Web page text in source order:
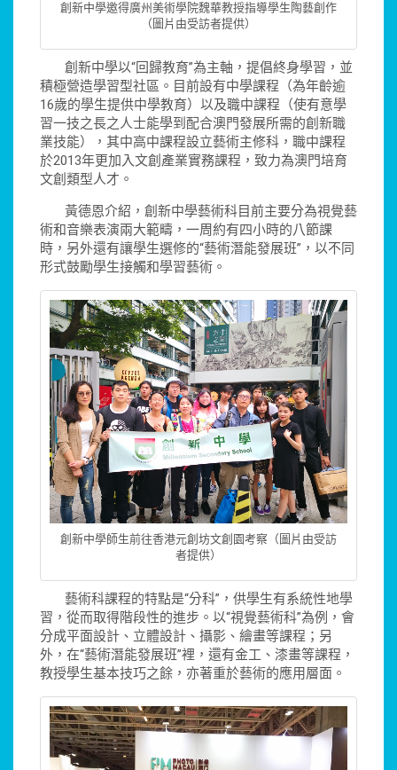
創新中學邀得廣州美術學院魏華教授指導學生陶藝創作
（圖片由受訪者提供）
創新中學以“回歸教育”為主軸，提倡終身學習，並
積極營造學習型社區。目前設有中學課程（為年齡逾
16歲的學生提供中學教育）以及職中課程（使有意學
習一技之長之人士能學到配合澳門發展所需的創新職
業技能），其中高中課程設立藝術主修科，職中課程
於2013年更加入文創產業實務課程，致力為澳門培育
文創類型人才。
黃德恩介紹，創新中學藝術科目前主要分為視覺藝
術和音樂表演兩大範疇，一周約有四小時的八節課
時，另外還有讓學生選修的“藝術潛能發展班”，以不同
形式鼓勵學生接觸和學習藝術。
創新中學師生前往香港元創坊文創園考察（圖片由受訪
者提供）
藝術科課程的特點是“分科”，供學生有系統性地學
習，從而取得階段性的進步。以“視覺藝術科”為例，會
分成平面設計、立體設計、攝影、繪畫等課程；另
外，在“藝術潛能發展班”裡，還有金工、漆畫等課程，
教授學生基本技巧之餘，亦著重於藝術的應用層面。